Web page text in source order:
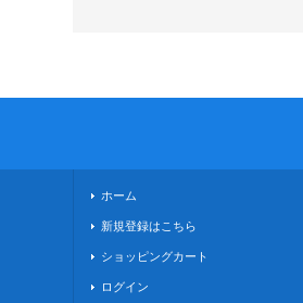
ホーム
新規登録はこちら
ショッピングカート
ログイン